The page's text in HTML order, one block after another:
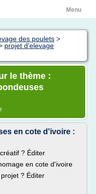
Menu
des poulets >
projet d'elevage
le thème :
en cote d'ivoire :
? Éditer
en cote d'ivoire
? Éditer